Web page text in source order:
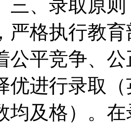
、录取原则
严格执行教
公平竞争、
优进行录取
均及格）。